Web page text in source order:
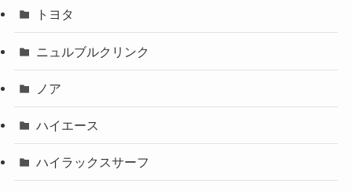
トヨタ
ニュルブルクリンク
ノア
ハイエース
ハイラックスサーフ